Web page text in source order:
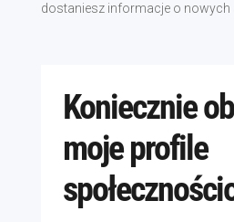
dostaniesz informacje o nowych
Koniecznie
moje profile